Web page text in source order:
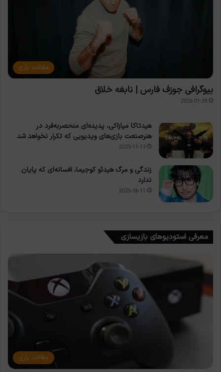
مقالات بازی
بیوگرافی جوزف فارس | نابغه خلاق
2026-01-28
هیدتاکا میازاکی، پدیده‌ای منحصربه‌فرد در
هنرصنعت بازی‌های ویدیویی که تکرار نخواهد شد
2025-11-13
زندگی و مرگ هیدئو کوجیما، افسانه‌ای که پایان
ندارد
2025-06-11
معرفی استودیوهای بازیسازی
مقالات بازی